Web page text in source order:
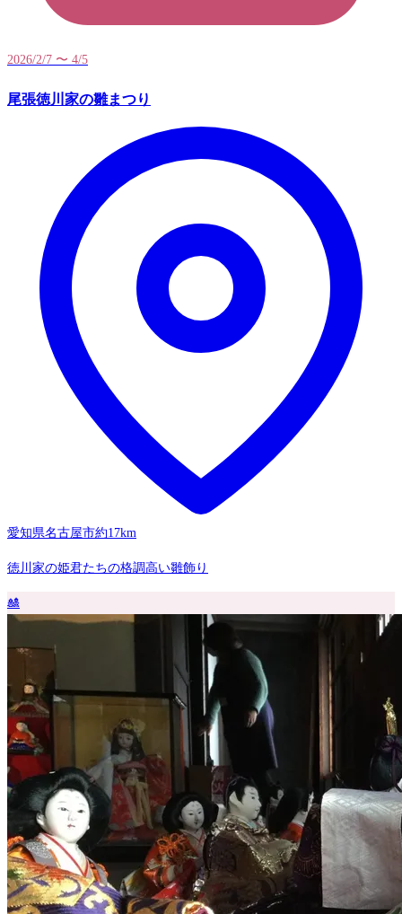
2026/2/7 〜 4/5
尾張徳川家の雛まつり
愛知県名古屋市約17km
徳川家の姫君たちの格調高い雛飾り
🎎